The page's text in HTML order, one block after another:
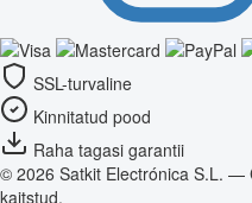
SSL-turvaline
Kinnitatud pood
Raha tagasi garantii
© 2026 Satkit Electrónica S.L. —
kaitstud.